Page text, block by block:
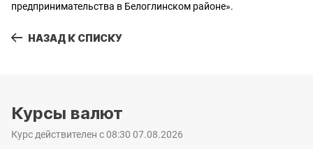
предпринимательства в Белоглинском районе».
НАЗАД К СПИСКУ
Курсы валют
Курс действителен с 08:30 07.08.2026